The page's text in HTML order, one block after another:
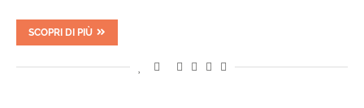
SCOPRI DI PIÙ